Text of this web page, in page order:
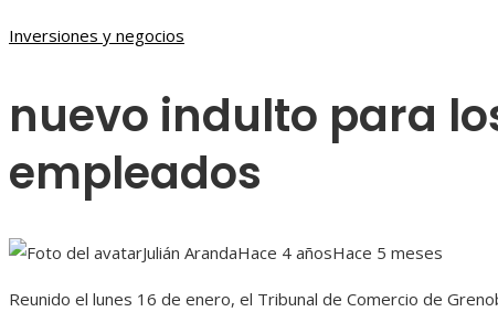
Inversiones y negocios
nuevo indulto para
empleados
Julián ArandaHace 4 añosHace 5 meses
Reunido el lunes 16 de enero, el Tribunal de Comercio de